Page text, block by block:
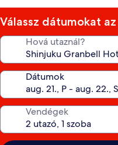
Válassz dátumokat
Hová utaznál?
Dátumok
Vendégek